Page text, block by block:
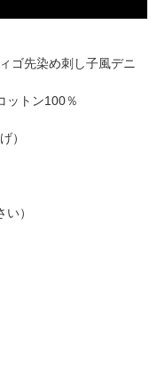
ゴ先染め刺し子風デニ
ットン100％
）
）